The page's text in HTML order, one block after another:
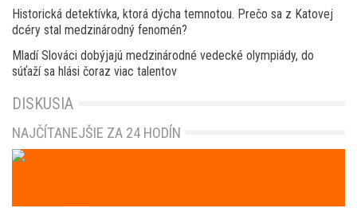
Historická detektívka, ktorá dýcha temnotou. Prečo sa z Katovej
dcéry stal medzinárodný fenomén?
Mladí Slováci dobýjajú medzinárodné vedecké olympiády, do
súťaží sa hlási čoraz viac talentov
DISKUSIA
NAJČÍTANEJŠIE ZA 24 HODÍN